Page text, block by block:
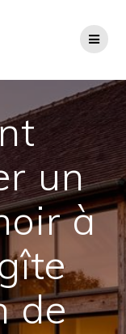
un
à
de